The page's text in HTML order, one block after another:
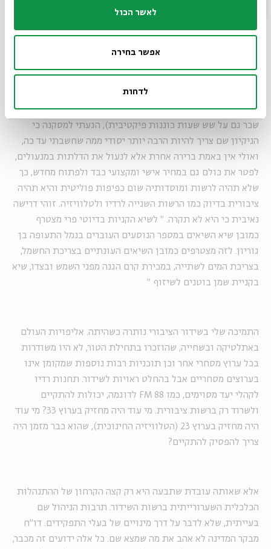
לאשר הכול
אפשר בחירה
לדחות
לפרישה; עד שהפנימו שככה זה לא יכול להימשך - בא המטאטא
החדש, והוא חושב שהוא ימציא את תורת הניקיון מחדש.
עם זאת ולאחר שקראתי באחרונה כי עובדת הרשות הגישה
תביעה בבית הדין לעבודה על שהורידו לה את התשלום בעבור
שעתיים כוננות פיקטיבית ביום (ויש עוד רבים כמוה שמקבלים
שכר גם על שש שעות כוננות פיקטיבית), הגעתי למסקנה כי
הניקיון שם צריך להיות הרבה יותר יסודי ממה שחשבתי עד כה,
ואולי אין באמת ברירה אחרת אלא לנעול את הדלתות במנעולים,
לפטר את כולם גם במחיר אישי ומקצועי כבד ולפתוח מחדש, כך
שלא תהיה לרשות ומוסדותיה שום כפיפות פוליטית והיא תהיה
ציבורית בדיוק כמו הרשות השנייה לרדיו ולטלוויזיה. זוהי דרישה
נאיבית כי היא לא תקרה. " לשיא הקניות בדיוטי פרי מצטרף
כמובן שיא השיאים במספר הנוסעים העוברים בנמל התעופה בן
גוריון. לזה מצטרפים כמובן השיאים העונתיים בצריכת החשמל,
בצריכת המים לשתייה, במכירת קרם הגנה מפני השמש ובצדו, שיא
בקניית שמן בוטנים לשיזוף "
התמיכה שלי בשידור הציבורי נותרה כשהיתה. אליפויות העולם
באתלטיקה ובשחייה, שהוזכרו בתחילת הטור, לא היו משודרות
בכל ערוץ מסחרי אחר וכן תוכניות רבות נוספות שמקומן אינו
בערוצים מסחריים אבל בהחלט ראויות לשידור. תחנות רדיו
לקהלי יעד מסוימים, כמו FM 88 לדוגמה, יכולות להתקיים
ולשרוד רק ברשות ציבורית. מי עוד היה מחזיק בערוץ 33? מי עוד
היה מחזיק בערוץ 23 (הטלוויזיה החינוכית), שהוא כבר מזמן היה
צריך להפסיק להתקיים?
אלא שאותה עובדת שתבעה היא רק קצה הקרחון של ההתנהלות
הכלכלית השערורייתית ברשות השידור. תרבות הניהול שם
בעייתית, שלא לדבר על דרך מינויים של בעלי התפקידים. דו"ח
מבקר המדינה לא אהב את מה שמצא שם. כל אלה ידועים זה מכבר,